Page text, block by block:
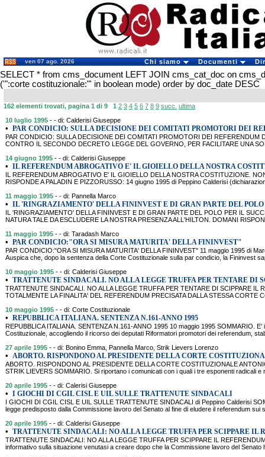
ven 07 ago. 2026 Chi siamo Documenti
SELECT * from cms_document LEFT JOIN cms_cat_doc on
('":corte costituzionale:"' in boolean mode) order by doc_date DESC
162 elementi trovati, pagina 1 di 9 1 2 3 4 5 6 7 8 9 succ. ultima
10 luglio 1995 - - di: Calderisi Giuseppe
• PAR CONDICIO: SULLA DECISIONE DEI COMITATI PROMOTORI DEI
PAR CONDICIO: SULLA DECISIONE DEI COMITATI PROMOTORI DEI
CONTRO IL SECONDO DECRETO LEGGE DEL GOVERNO, PER FACILITARE UNA
14 giugno 1995 - - di: Calderisi Giuseppe
• IL REFERENDUM ABROGATIVO E' IL GIOIELLO DELLA NOSTRA
IL REFERENDUM ABROGATIVO E' IL GIOIELLO DELLA NOSTRA COSTITUZIONE.
RISPONDE A PALADIN E PIZZORUSSO: 14 giugno 1995 di Peppino Calderisi
11 maggio 1995 - - di: Pannella Marco
• IL 'RINGRAZIAMENTO' DELLA FININVEST E DI GRAN PARTE DEL POLO
IL 'RINGRAZIAMENTO' DELLA FININVEST E DI GRAN PARTE DEL POLO PER IL
NATURA TALE DA ESCLUDERE LA NOSTRA PRESENZA ALL'HILTON. DOMANI
11 maggio 1995 - - di: Taradash Marco
• PAR CONDICIO:"ORA SI MISURA MATURITA' DELLA FININVEST"
PAR CONDICIO:"ORA SI MISURA MATURITA' DELLA FININVEST" 11 maggio 1995 di
Auspica che, dopo la sentenza della Corte Costituzionale sulla par condicio, la Fininvest
10 maggio 1995 - - di: Calderisi Giuseppe
• TRATTENUTE SINDACALI. NO ALLA LEGGE TRUFFA PER TENTARE DI
TRATTENUTE SINDACALI. NO ALLA LEGGE TRUFFA PER TENTARE DI SCIPPARE IL
TOTALMENTE LA FINALITA' DEL REFERENDUM PRECISATA DALLA STESSA CORTE
10 maggio 1995 - - di: Corte Costituzionale
• REPUBBLICA ITALIANA. SENTENZA N.161-ANNO 1995
REPUBBLICA ITALIANA. SENTENZA N.161-ANNO 1995 10 maggio 1995 SOMMARIO.
Costituzionale, accogliendo il ricorso dei deputati Riformatori promotori dei referendum,
27 aprile 1995 - - di: Bonino Emma, Pannella Marco, Strik Lievers Lorenzo
• ABORTO. RISPONDONO AL PRESIDENTE DELLA CORTE
ABORTO. RISPONDONO AL PRESIDENTE DELLA CORTE COSTITUZIONALE
STRIK LIEVERS SOMMARIO. Si riportano i comunicati con i quali i tre esponenti radicali e
20 aprile 1995 - - di: Calerisi Giuseppe
• I GIOCHI DI CGIL CISL E UIL SULLE TRATTENUTE SINDACALI
I GIOCHI DI CGIL CISL E UIL SULLE TRATTENUTE SINDACALI di Peppino Calderisi
legge predisposto dalla Commissione lavoro del Senato al fine di eludere il referendum sui
20 aprile 1995 - - di: Calderisi Giuseppe
• TRATTENUTE SINDACALI: NO ALLA LEGGE TRUFFA PER SCIPPARE IL
TRATTENUTE SINDACALI: NO ALLA LEGGE TRUFFA PER SCIPPARE IL
informativo sulla situazione venutasi a creare dopo che la Commissione lavoro del Senato